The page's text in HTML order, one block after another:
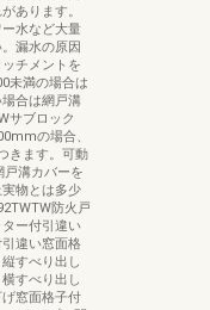
あります。
水など大量
漏水の原因
チメントを
未満の場合は
合は網戸溝
サブロック
の場合、
きます。可動
戸溝カバーを
物とは多少
防火戸
ー付引違い
違い窓面格
すべり出し
すべり出し
窓面格子付